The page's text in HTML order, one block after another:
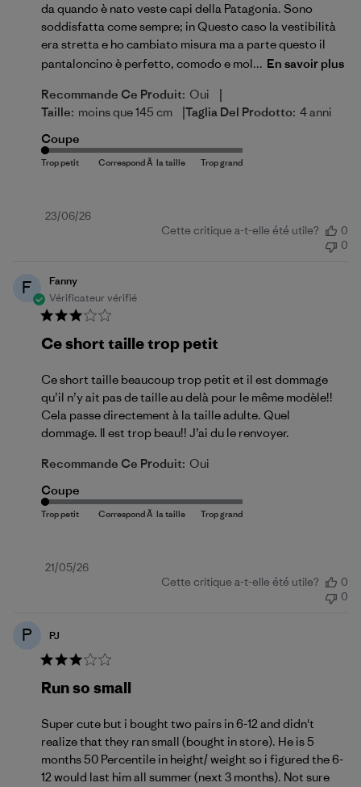
da quando è nato veste capi della Patagonia. Sono
soddisfatta come sempre; in Questo caso la vestibilità
era stretta e ho cambiato misura ma a parte questo il
pantaloncino è perfetto, comodo e mol... En savoir plus
Recommande Ce Produit: Oui |
Taille: moins que 145 cm |Taglia Del Prodotto: 4 anni
Coupe
Date
23/06/26
Cette critique a-t-elle été utile?
0
0
F
Fanny
Vérificateur vérifié
Ce short taille trop petit
Ce short taille beaucoup trop petit et il est dommage
qu’il n’y ait pas de taille au delà pour le même modèle!!
Cela passe directement à la taille adulte. Quel
dommage. Il est trop beau!! J’ai du le renvoyer.
Recommande Ce Produit: Oui
Coupe
Date
21/05/26
Cette critique a-t-elle été utile?
0
0
P PJ
Run so small
Super cute but i bought two pairs in 6-12 and didn't
realize that they ran small (bought in store). He is 5
months 50 Percentile in height/ weight so i figured the 6-
12 would last him all summer (next 3 months). Not sure